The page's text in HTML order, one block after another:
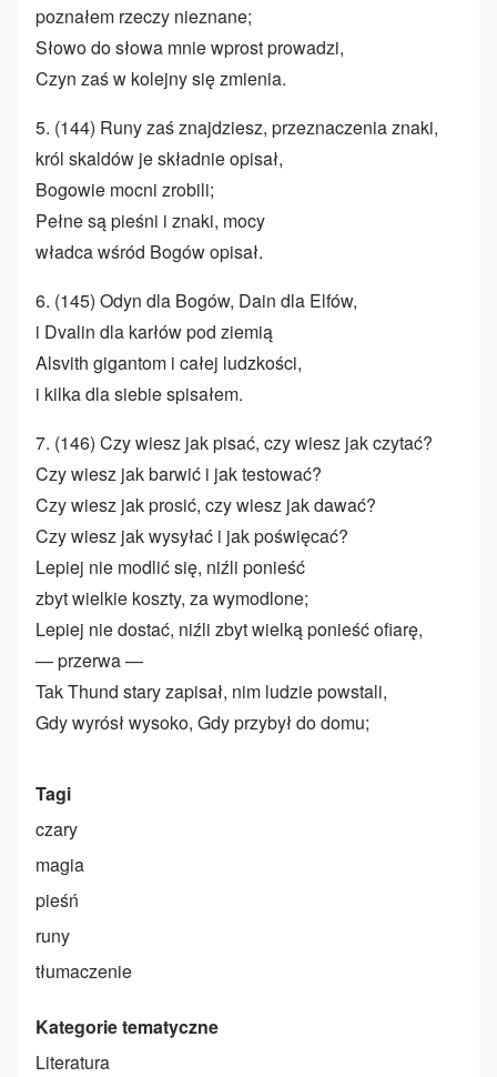
poznałem rzeczy nieznane;
Słowo do słowa mnie wprost prowadzi,
Czyn zaś w kolejny się zmienia.
5. (144) Runy zaś znajdziesz, przeznaczenia znaki,
król skaldów je składnie opisał,
Bogowie mocni zrobili;
Pełne są pieśni i znaki, mocy
władca wśród Bogów opisał.
6. (145) Odyn dla Bogów, Dain dla Elfów,
i Dvalin dla karłów pod ziemią
Alsvith gigantom i całej ludzkości,
i kilka dla siebie spisałem.
7. (146) Czy wiesz jak pisać, czy wiesz jak czytać?
Czy wiesz jak barwić i jak testować?
Czy wiesz jak prosić, czy wiesz jak dawać?
Czy wiesz jak wysyłać i jak poświęcać?
Lepiej nie modlić się, niźli ponieść
zbyt wielkie koszty, za wymodlone;
Lepiej nie dostać, niźli zbyt wielką ponieść ofiarę,
— przerwa —
Tak Thund stary zapisał, nim ludzie powstali,
Gdy wyrósł wysoko, Gdy przybył do domu;
Tagi
czary
magia
pieśń
runy
tłumaczenie
Kategorie tematyczne
Literatura